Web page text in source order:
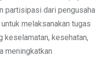
partisipasi dari pengusaha
melaksanakan tugas
keselamatan, kesehatan,
meningkatkan